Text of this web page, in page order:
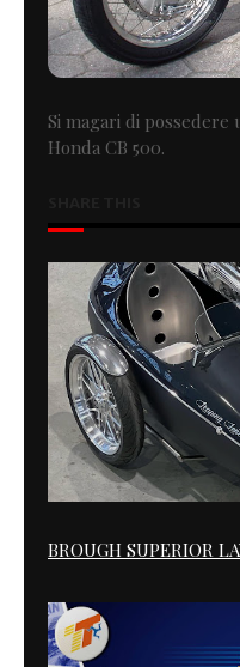
Si magari di possedere
Honda CB 500.
BROUGH SUPERIOR